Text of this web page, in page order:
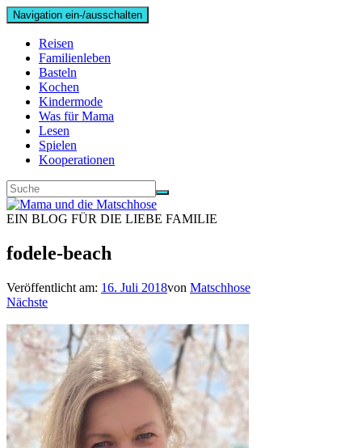
Navigation ein-/ausschalten
Reisen
Familienleben
Basteln
Kochen
Kindermode
Was für Mama
Lesen
Spielen
Kooperationen
EIN BLOG FÜR DIE LIEBE FAMILIE
fodele-beach
Veröffentlicht am: 16. Juli 2018von Matschhose
Nächste